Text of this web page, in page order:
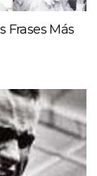
Frases Más